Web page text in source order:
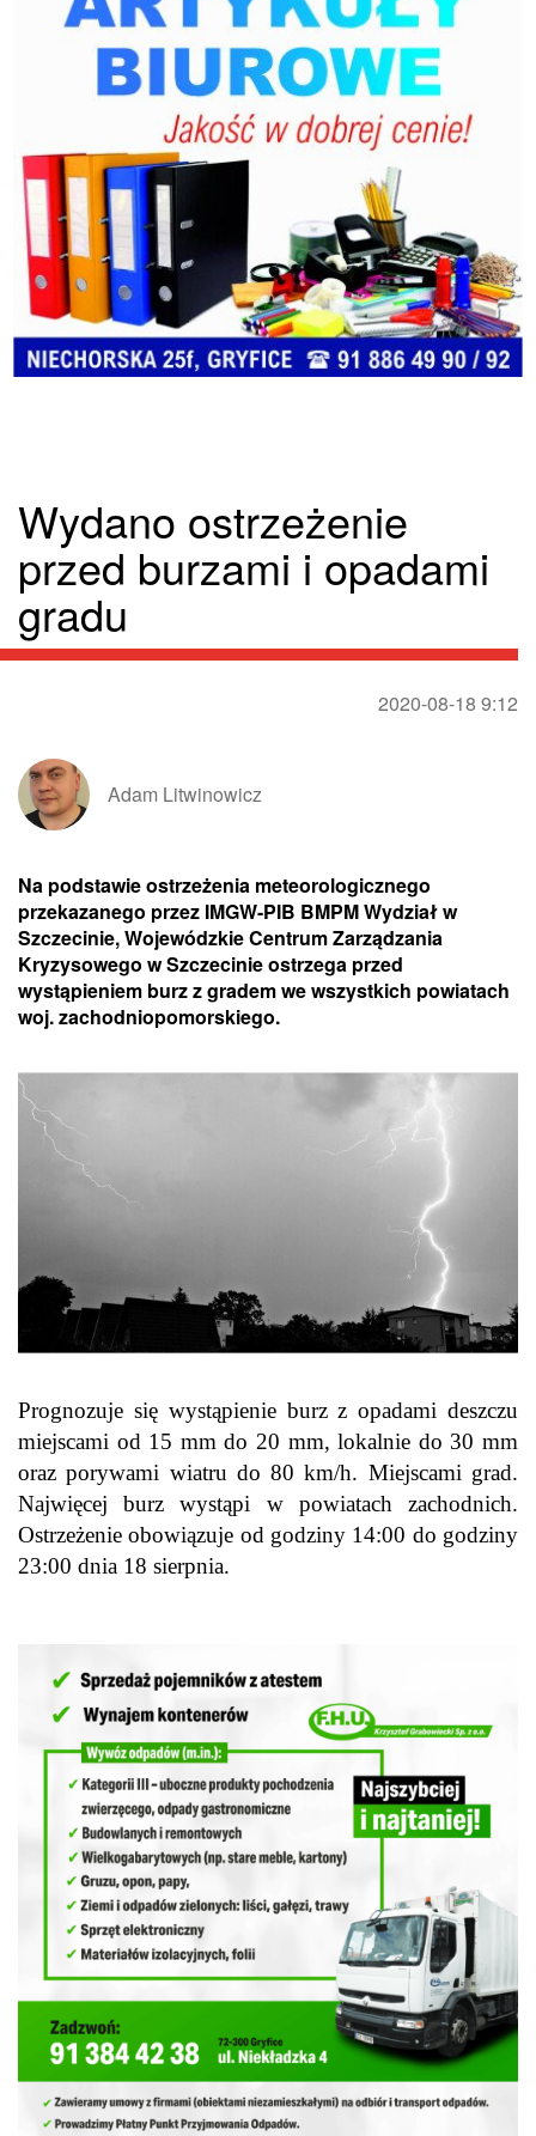
Wydano ostrzeżenie
przed burzami i opadami
gradu
2020-08-18 9:12
Adam Litwinowicz
Na podstawie ostrzeżenia meteorologicznego
przekazanego przez IMGW-PIB BMPM Wydział w
Szczecinie, Wojewódzkie Centrum Zarządzania
Kryzysowego w Szczecinie ostrzega przed
wystąpieniem burz z gradem we wszystkich powiatach
woj. zachodniopomorskiego.
Prognozuje się wystąpienie burz z opadami deszczu
miejscami od 15 mm do 20 mm, lokalnie do 30 mm
oraz porywami wiatru do 80 km/h. Miejscami grad.
Najwięcej burz wystąpi w powiatach zachodnich.
Ostrzeżenie obowiązuje od godziny 14:00 do godziny
23:00 dnia 18 sierpnia.